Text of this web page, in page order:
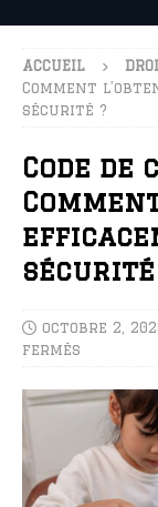
ACCUEIL
Comment
sécurité ?
Code de
sécurité
octobre 2,
fermés